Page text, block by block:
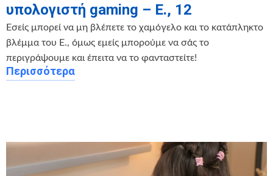
υπολογιστή gaming – Ε., 12
Εσείς μπορεί να μη βλέπετε το χαμόγελο και το κατάπληκτο
βλέμμα του Ε., όμως εμείς μπορούμε να σάς το
περιγράψουμε και έπειτα να το φανταστείτε!
Περισσότερα